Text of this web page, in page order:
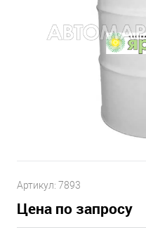
Артикул: 7893
Цена по запросу